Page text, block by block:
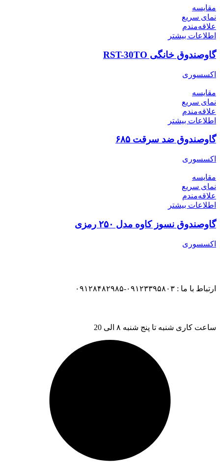
مقایسه
نمای سریع
علاقه‌مندم
اطلاعات بیشتر
گاوصندوق خانگی RST-30TO
اکسسوری
مقایسه
نمای سریع
علاقه‌مندم
اطلاعات بیشتر
گاوصندوق ضد سرقت ۶۸۵
اکسسوری
مقایسه
نمای سریع
علاقه‌مندم
اطلاعات بیشتر
گاوصندوق نسوز کاوه مدل ۲۵۰ رمزی
اکسسوری
ارتباط با ما : ۰۹۱۲۳۳۹۵۸۰۳-۰۹۱۲۸۴۸۲۹۸۵
ساعت کاری شنبه تا پنج شنبه ۸ الی 20